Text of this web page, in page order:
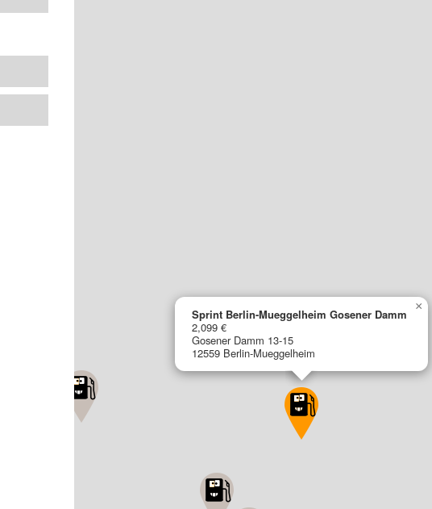
Sprint Berlin-Mueggelheim Gosener Damm
2,099 €
Gosener Damm 13-15
12559 Berlin-Mueggelheim
×